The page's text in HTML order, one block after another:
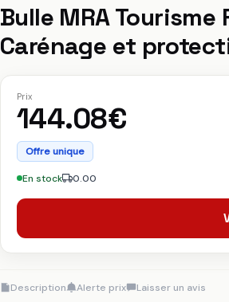
Bulle MRA Tourisme
Carénage et
Prix
144.08€
Offre unique
En stock 0.00
Description Alerte prix Laisser un avis